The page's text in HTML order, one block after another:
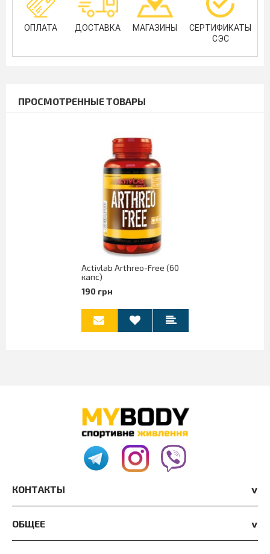
ОПЛАТА ДОСТАВКА МАГАЗИНЫ
СЕРТИФИКАТЫ
СЭС
ПРОСМОТРЕННЫЕ ТОВАРЫ
Activlab Arthreo-Free (60
капс)
190 грн
КОНТАКТЫ
ОБЩЕЕ